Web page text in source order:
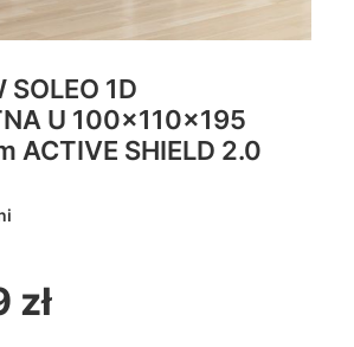
SOLEO 1D
U 100x110x195
ACTIVE SHIELD 2.0
zł